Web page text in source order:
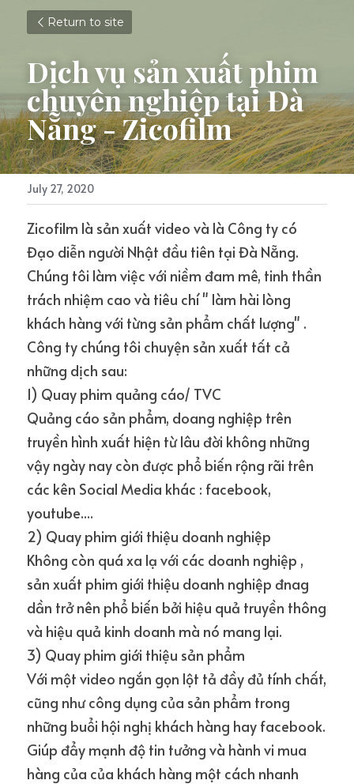
Return to site
Dịch vụ sản xuất phim
chuyên nghiệp tại Đà
Nẵng - Zicofilm
July 27, 2020
Zicofilm là sản xuất video và là Công ty có
Đạo diễn người Nhật đầu tiên tại Đà Nẵng.
Chúng tôi làm việc với niềm đam mê, tinh thần
trách nhiệm cao và tiêu chí " làm hài lòng
khách hàng với từng sản phẩm chất lượng" .
Công ty chúng tôi chuyện sản xuất tất cả
những dịch sau:
1) Quay phim quảng cáo/ TVC
Quảng cáo sản phẩm, doang nghiệp trên
truyền hình xuất hiện từ lâu đời không những
vậy ngày nay còn được phổ biến rộng rãi trên
các kên Social Media khác : facebook,
youtube....
2) Quay phim giới thiệu doanh nghiệp
Không còn quá xa lạ với các doanh nghiệp ,
sản xuất phim giới thiệu doanh nghiệp đnag
dần trở nên phổ biến bởi hiệu quả truyền thông
và hiệu quả kinh doanh mà nó mang lại.
3) Quay phim giới thiệu sản phẩm
Với một video ngắn gọn lột tả đầy đủ tính chất,
cũng như công dụng của sản phẩm trong
những buổi hội nghị khách hàng hay facebook.
Giúp đẩy mạnh độ tin tưởng và hành vi mua
hàng của của khách hàng một cách nhanh